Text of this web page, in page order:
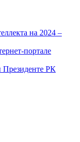
на 2024 –
портале
РК